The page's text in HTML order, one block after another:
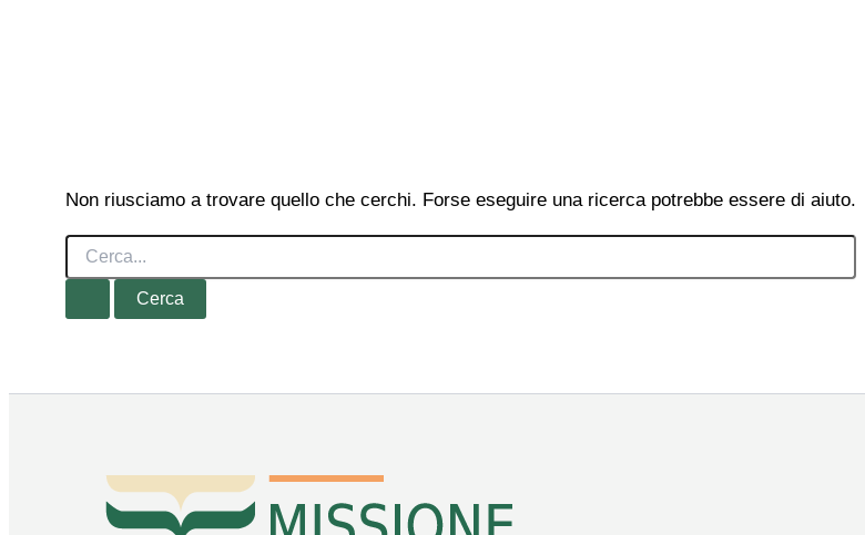
Non riusciamo a trovare quello che cerchi. Forse eseguire una ricerca potrebbe essere di aiuto.
Cerca: